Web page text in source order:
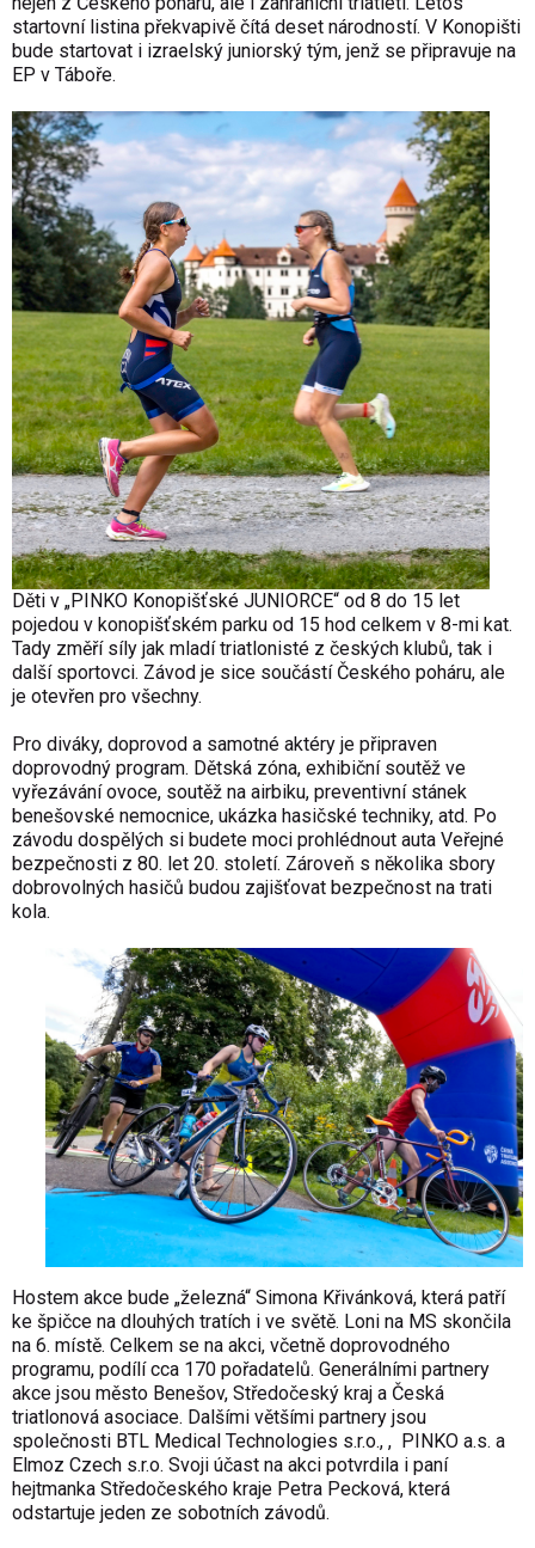
startovní listina překvapivě čítá deset národností. V Konopišti
bude startovat i izraelský juniorský tým, jenž se připravuje na
EP v Táboře.
Děti v „PINKO Konopišťské JUNIORCE“ od 8 do 15 let
pojedou v konopišťském parku od 15 hod celkem v 8-mi kat.
Tady změří síly jak mladí triatlonisté z českých klubů, tak i
další sportovci. Závod je sice součástí Českého poháru, ale
je otevřen pro všechny.
Pro diváky, doprovod a samotné aktéry je připraven
doprovodný program. Dětská zóna, exhibiční soutěž ve
vyřezávání ovoce, soutěž na airbiku, preventivní stánek
benešovské nemocnice, ukázka hasičské techniky, atd. Po
závodu dospělých si budete moci prohlédnout auta Veřejné
bezpečnosti z 80. let 20. století. Zároveň s několika sbory
dobrovolných hasičů budou zajišťovat bezpečnost na trati
kola.
Hostem akce bude „železná“ Simona Křivánková, která patří
ke špičce na dlouhých tratích i ve světě. Loni na MS skončila
na 6. místě. Celkem se na akci, včetně doprovodného
programu, podílí cca 170 pořadatelů. Generálními partnery
akce jsou město Benešov, Středočeský kraj a Česká
triatlonová asociace. Dalšími většími partnery jsou
společnosti BTL Medical Technologies s.r.o., , PINKO a.s. a
Elmoz Czech s.r.o. Svoji účast na akci potvrdila i paní
hejtmanka Středočeského kraje Petra Pecková, která
odstartuje jeden ze sobotních závodů.